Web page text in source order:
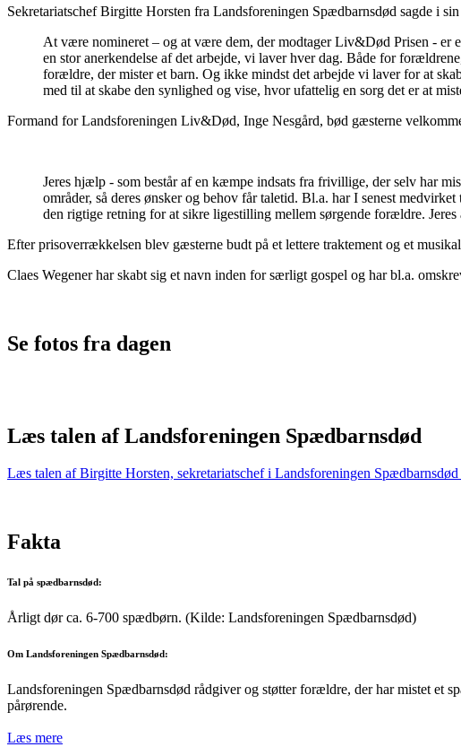
Sekretariatschef Birgitte Horsten fra Landsforeningen Spædbarnsdød sagde i
At være nomineret – og at være dem, der modtager Liv&Død Prisen - er
en stor anerkendelse af det arbejde, vi laver hver dag. Både for
forældre, der mister et barn. Og ikke mindst det arbejde vi laver for at
med til at skabe den synlighed og vise, hvor ufattelig en sorg det er at
Formand for Landsforeningen Liv&Død, Inge Nesgård, bød gæsterne
Jeres hjælp - som består af en kæmpe indsats fra frivillige, der selv har
områder, så deres ønsker og behov får taletid. Bl.a. har I senest
den rigtige retning for at sikre ligestilling mellem sørgende forældre.
Efter prisoverrækkelsen blev gæsterne budt på et lettere traktement og et
Claes Wegener har skabt sig et navn inden for særligt gospel og har bl.a.
Se fotos fra dagen
Læs talen af Landsforeningen Spædbarnsdød
Læs talen af Birgitte Horsten, sekretariatschef i Landsforeningen
Fakta
Tal på spædbarnsdød:
Årligt dør ca. 6-700 spædbørn. (Kilde: Landsforeningen Spædbarnsdød)
Om Landsforeningen Spædbarnsdød:
Landsforeningen Spædbarnsdød rådgiver og støtter forældre, der har mistet et
pårørende.
Læs mere